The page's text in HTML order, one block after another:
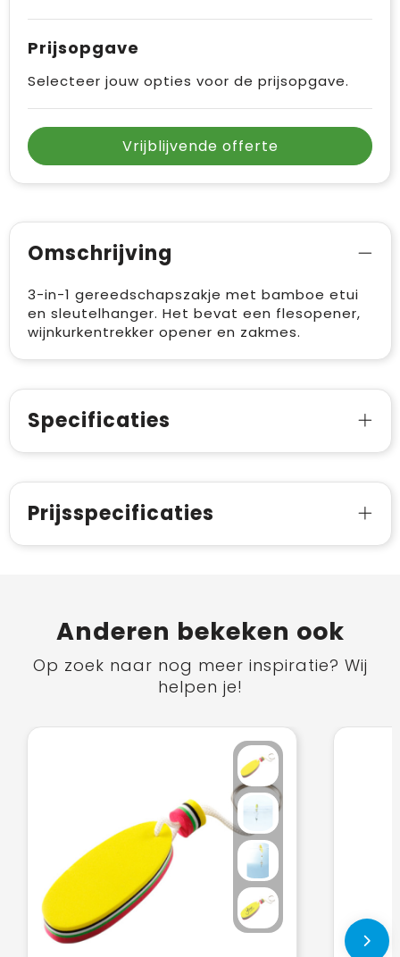
Prijsopgave
Selecteer jouw opties voor de prijsopgave.
Vrijblijvende offerte
Omschrijving
3-in-1 gereedschapszakje met bamboe etui
en sleutelhanger. Het bevat een flesopener,
wijnkurkentrekker opener en zakmes.
Specificaties
Prijsspecificaties
Anderen bekeken ook
Op zoek naar nog meer inspiratie? Wij
helpen je!